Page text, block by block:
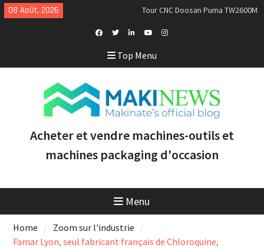
Skip
to
08 Août, 2026
Tour CNC Doosan Puma TW2600M
Nous achetons des tours Mazak
contrôle Smooth et de la
CNC idéal pour augmenter la
productivité et la rentabilité
Facebook
TwitterLinkedin
Profile
Youtube
Top Menu
Acheter et vendre machines-outils et
machines packaging d'occasion
Menu
Home
Zoom sur l'industrie
Famar Lyon, seul fabricant français de Chloroquine,